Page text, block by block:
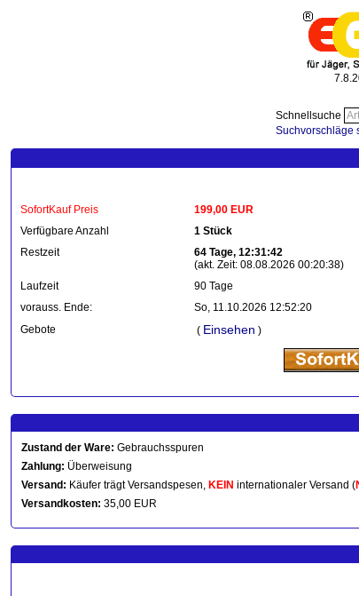
Schnellsuche
Suchvorschläge
SofortKauf Preis
199,00 EUR
Verfügbare Anzahl
1 Stück
Restzeit
64 Tage, 12:31:42
(akt. Zeit: 08.08.2026 00:20:38)
Laufzeit
90 Tage
vorauss. Ende:
So, 11.10.2026 12:52:20
Gebote
( Einsehen )
Zustand der Ware: Gebrauchsspuren
Zahlung: Überweisung
Versand: Käufer trägt Versandspesen, KEIN internationaler Versand (
Versandkosten: 35,00 EUR